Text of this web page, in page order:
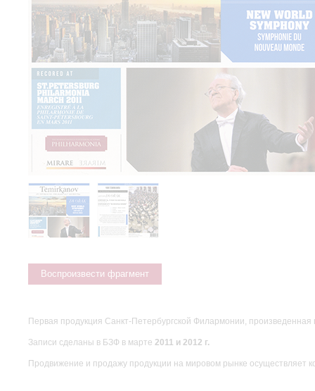
Воспроизвести фрагмент
Первая продукция Санкт-Петербургской Филармонии,
Записи сделаны в БЗФ в марте 2011 и 2012 г.
Продвижение и продажу продукции на мировом рынке осуществляет